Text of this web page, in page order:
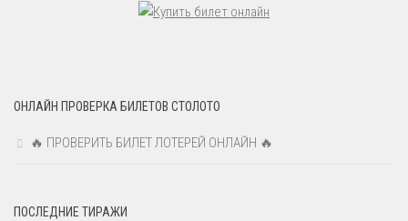
ОНЛАЙН ПРОВЕРКА БИЛЕТОВ СТОЛОТО
🔥 ПРОВЕРИТЬ БИЛЕТ ЛОТЕРЕЙ ОНЛАЙН 🔥
ПОСЛЕДНИЕ ТИРАЖИ